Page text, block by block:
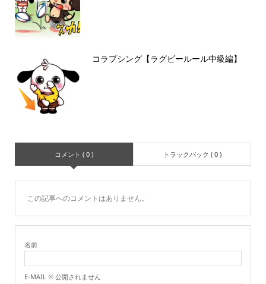
コラプシング【ラグビールール中級編】
コメント ( 0 ) トラックバック ( 0 )
この記事へのコメントはありません。
名前
E-MAIL ※ 公開されません